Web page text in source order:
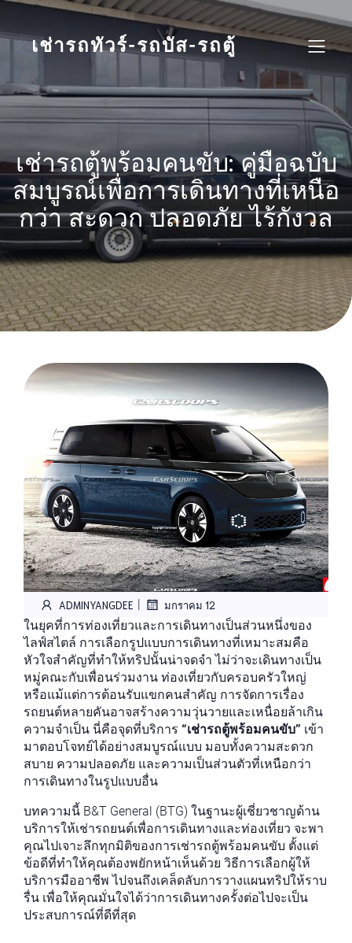
Skip
content
เช่ารถทัวร์-รถบัส-รถตู้
เช่ารถตู้พร้อมคนขับ: คู่มือฉบับ
สมบูรณ์เพื่อการเดินทางที่เหนือ
กว่า สะดวก ปลอดภัย ไร้กังวล
ADMINYANGDEE | มกราคม 12
ในยุคที่การท่องเที่ยวและการเดินทางเป็นส่วนหนึ่งของ
ไลฟ์สไตล์ การเลือกรูปแบบการเดินทางที่เหมาะสมคือ
หัวใจสำคัญที่ทำให้ทริปนั้นน่าจดจำ ไม่ว่าจะเดินทางเป็น
หมู่คณะกับเพื่อนร่วมงาน ท่องเที่ยวกับครอบครัวใหญ่
หรือแม้แต่การต้อนรับแขกคนสำคัญ การจัดการเรื่อง
รถยนต์หลายคันอาจสร้างความวุ่นวายและเหนื่อยล้าเกิน
ความจำเป็น นี่คือจุดที่บริการ “เช่ารถตู้พร้อมคนขับ” เข้า
มาตอบโจทย์ได้อย่างสมบูรณ์แบบ มอบทั้งความสะดวก
สบาย ความปลอดภัย และความเป็นส่วนตัวที่เหนือกว่า
การเดินทางในรูปแบบอื่น
บทความนี้ B&T General (BTG) ในฐานะผู้เชี่ยวชาญด้าน
บริการให้เช่ารถยนต์เพื่อการเดินทางและท่องเที่ยว จะพา
คุณไปเจาะลึกทุกมิติของการเช่ารถตู้พร้อมคนขับ ตั้งแต่
ข้อดีที่ทำให้คุณต้องพยักหน้าเห็นด้วย วิธีการเลือกผู้ให้
บริการมืออาชีพ ไปจนถึงเคล็ดลับการวางแผนทริปให้ราบ
รื่น เพื่อให้คุณมั่นใจได้ว่าการเดินทางครั้งต่อไปจะเป็น
ประสบการณ์ที่ดีที่สุด